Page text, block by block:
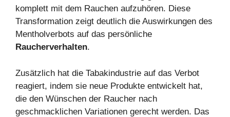
komplett mit dem Rauchen aufzuhören. Diese
Transformation zeigt deutlich die Auswirkungen des
Mentholverbots auf das persönliche
Raucherverhalten.
Zusätzlich hat die Tabakindustrie auf das Verbot
reagiert, indem sie neue Produkte entwickelt hat,
die den Wünschen der Raucher nach
geschmacklichen Variationen gerecht werden. Das